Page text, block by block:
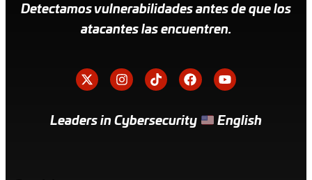
Detectamos vulnerabilidades antes de que los
atacantes las encuentren.
Leaders in Cybersecurity English